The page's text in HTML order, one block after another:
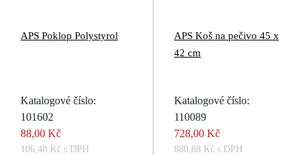
APS Poklop Polystyrol
Katalogové číslo:
101602
88,00 Kč
106,48 Kč s DPH
APS Koš na pečivo 45 x
42 cm
Katalogové číslo:
110089
728,00 Kč
880,88 Kč s DPH